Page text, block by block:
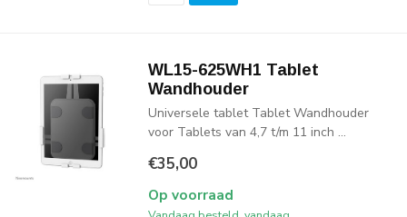
WL15-625WH1 Tablet
Wandhouder
Universele tablet Tablet Wandhouder
voor Tablets van 4,7 t/m 11 inch ...
€35,00
Op voorraad